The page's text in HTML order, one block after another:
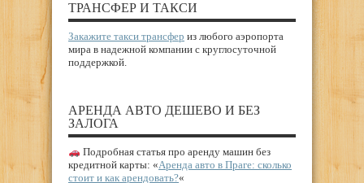
ТРАНСФЕР И ТАКСИ
Закажите такси трансфер из любого аэропорта
мира в надежной компании с круглосуточной
поддержкой.
АРЕНДА АВТО ДЕШЕВО И БЕЗ
ЗАЛОГА
Подробная статья про аренду машин без
кредитной карты: «Аренда авто в Праге: сколько
стоит и как арендовать?«